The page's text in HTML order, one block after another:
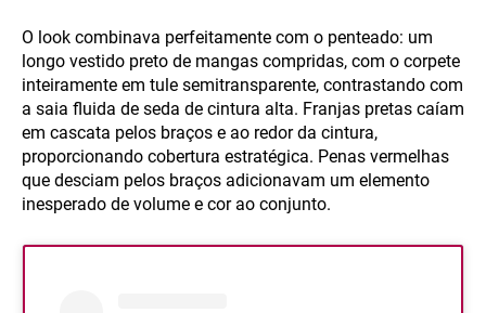
O look combinava perfeitamente com o penteado: um
longo vestido preto de mangas compridas, com o corpete
inteiramente em tule semitransparente, contrastando com
a saia fluida de seda de cintura alta. Franjas pretas caíam
em cascata pelos braços e ao redor da cintura,
proporcionando cobertura estratégica. Penas vermelhas
que desciam pelos braços adicionavam um elemento
inesperado de volume e cor ao conjunto.